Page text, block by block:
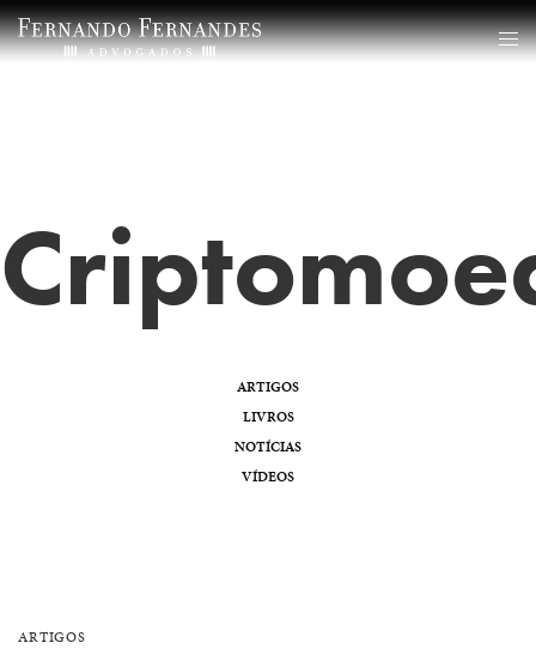
ARTIGOS
LIVROS
NOTÍCIAS
VÍDEOS
ARTIGOS